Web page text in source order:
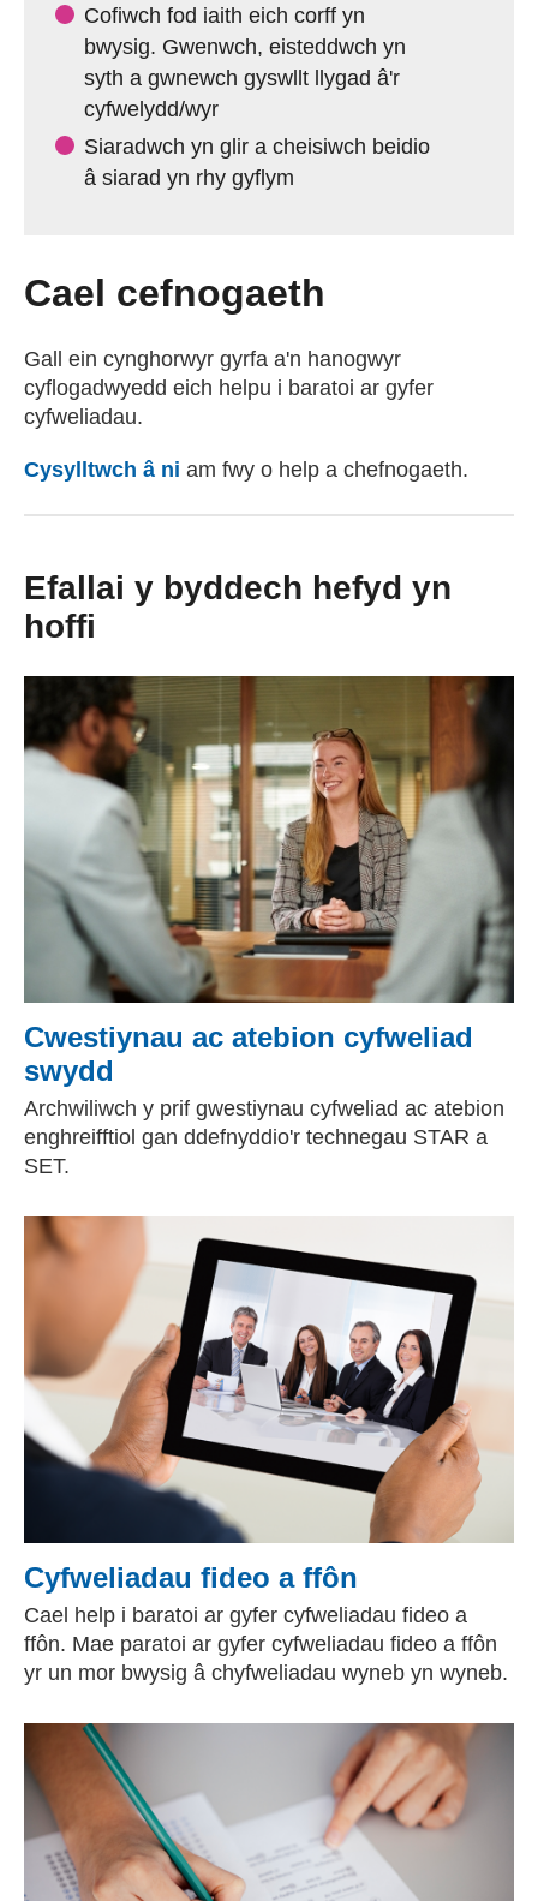
Cofiwch fod iaith eich corff yn
bwysig. Gwenwch, eisteddwch yn
syth a gwnewch gyswllt llygad â'r
cyfwelydd/wyr
Siaradwch yn glir a cheisiwch beidio
â siarad yn rhy gyflym
Cael cefnogaeth
Gall ein cynghorwyr gyrfa a'n hanogwyr
cyflogadwyedd eich helpu i baratoi ar gyfer
cyfweliadau.
Cysylltwch â ni am fwy o help a chefnogaeth.
Efallai y byddech hefyd yn
hoffi
Cwestiynau ac atebion cyfweliad
swydd
Archwiliwch y prif gwestiynau cyfweliad ac atebion
enghreifftiol gan ddefnyddio'r technegau STAR a
SET.
Cyfweliadau fideo a ffôn
Cael help i baratoi ar gyfer cyfweliadau fideo a
ffôn. Mae paratoi ar gyfer cyfweliadau fideo a ffôn
yr un mor bwysig â chyfweliadau wyneb yn wyneb.